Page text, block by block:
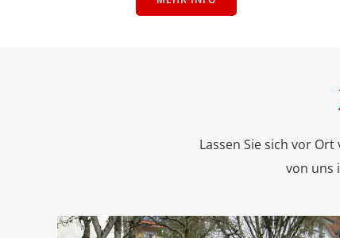
Lassen Sie sich vor
von uns